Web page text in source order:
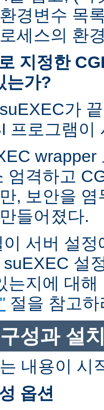
경변수 목
세스의 환
지정한
는가?
가
프로그램이
wrapper
엄격하고
, 보안을
들어졌다.
서버 설
설
는지에 대
절을 참고하
성과 설
내용이 시
옵션